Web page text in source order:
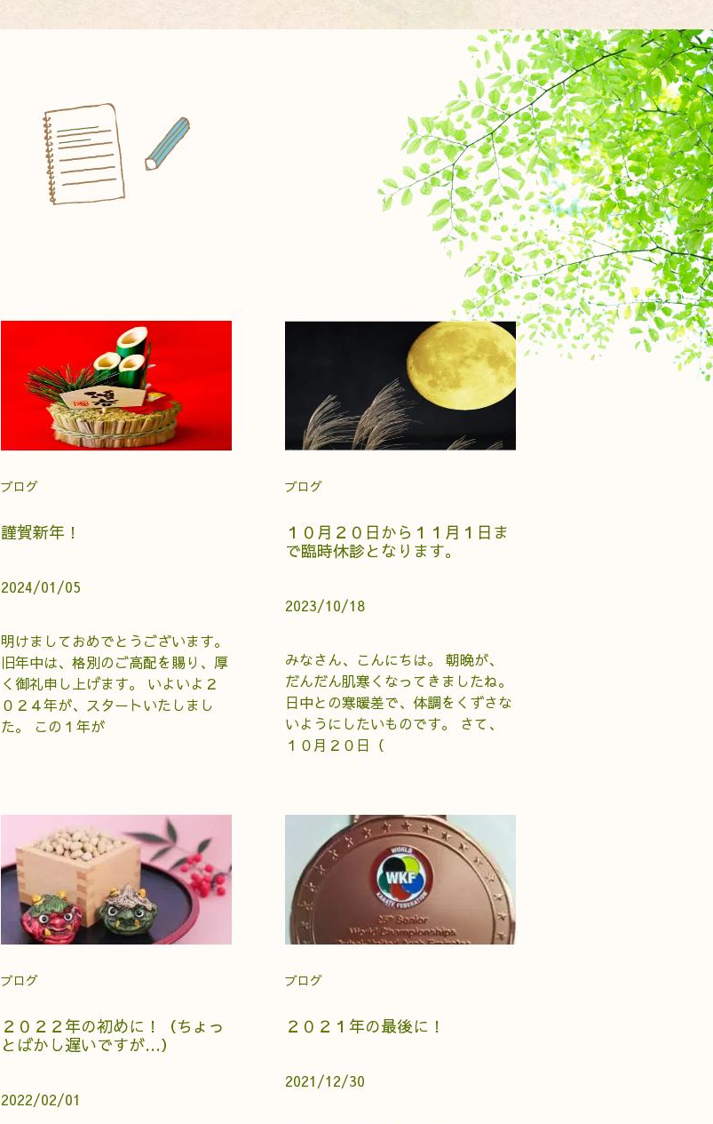
ブログ
謹賀新年！
2024/01/05
明けましておめでとうございます。
旧年中は、格別のご高配を賜り、厚
く御礼申し上げます。 いよいよ２
０２４年が、スタートいたしまし
た。 この１年が
ブログ
１０月２０日から１１月１日ま
で臨時休診となります。
2023/10/18
みなさん、こんにちは。 朝晩が、
だんだん肌寒くなってきましたね。
日中との寒暖差で、体調をくずさな
いようにしたいものです。 さて、
１０月２０日（
ブログ
２０２２年の初めに！（ちょっ
とばかし遅いですが…）
2022/02/01
ブログ
２０２１年の最後に！
2021/12/30